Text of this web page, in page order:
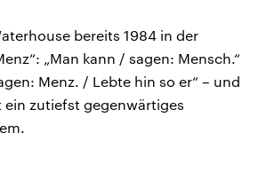
bereits 1984 in der
„Man kann / sagen: Mensch.“
Menz. / Lebte hin so er“ – und
zutiefst gegenwärtiges